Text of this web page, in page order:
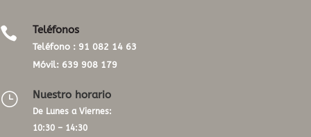
 Teléfonos
Teléfono : 91 082 14 63
Móvil: 639 908 179
} Nuestro horario
De Lunes a Viernes:
10:30 – 14:30